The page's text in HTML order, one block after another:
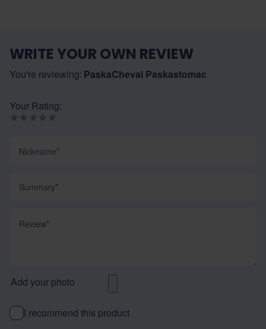
WRITE YOUR OWN REVIEW
You're reviewing: PaskaCheval Paskastomac
Your Rating:
Add your photo
I recommend this product